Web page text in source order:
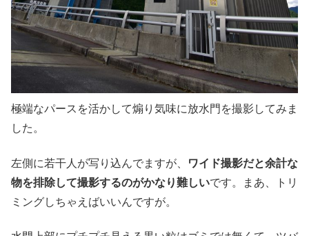
極端なパースを活かして煽り気味に放水門を撮影してみま
した。
左側に若干人が写り込んでますが、
ワイド撮影だと余計な
物を排除して撮影するのがかなり難しいです。まあ、トリ
ミングしちゃえばいいんですが。